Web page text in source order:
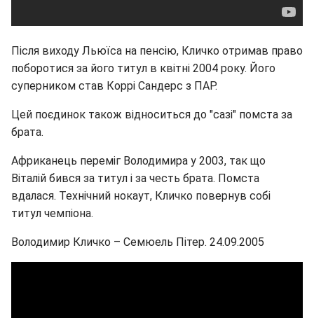
Після виходу Льюїса на пенсію, Кличко отримав право
поборотися за його титул в квітні 2004 року. Його
суперником став Коррі Сандерс з ПАР.
Цей поєдинок також відноситься до "сазі" помста за
брата.
Африканець переміг Володимира у 2003, так що
Віталій бився за титул і за честь брата. Помста
вдалася. Технічний нокаут, Кличко повернув собі
титул чемпіона.
Володимир Кличко – Семюель Пітер. 24.09.2005